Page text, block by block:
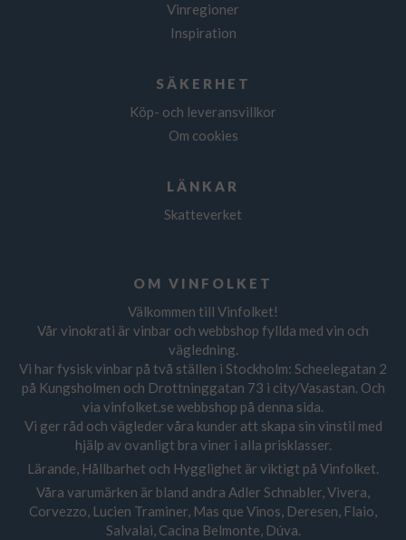
Vinregioner
Inspiration
SÄKERHET
Köp- och leveransvillkor
Om cookies
LÄNKAR
Skatteverket
OM VINFOLKET
Välkommen till Vinfolket!
Vår vinokrati är vinbar och webbshop fyllda med vin och
vägledning.
Vi har fysisk vinbar på två ställen i Stockholm: Scheelegatan 2
på Kungsholmen och Drottninggatan 73 i city/Vasastan. Och
via vinfolket.se webbshop på denna sida.
Vi ger råd och vägleder våra kunder att skapa sin vinstil med
hjälp av ovanligt bra viner i alla prisklasser.
Lärande, Hållbarhet och Hygglighet är viktigt på Vinfolket.
Våra varumärken är bland andra Adler Schnabler, Vivera,
Corvezzo, Lucien Traminer, Mas que Vinos, Deresen, Flaio,
Salvalai, Cacina Belmonte, Dúva.